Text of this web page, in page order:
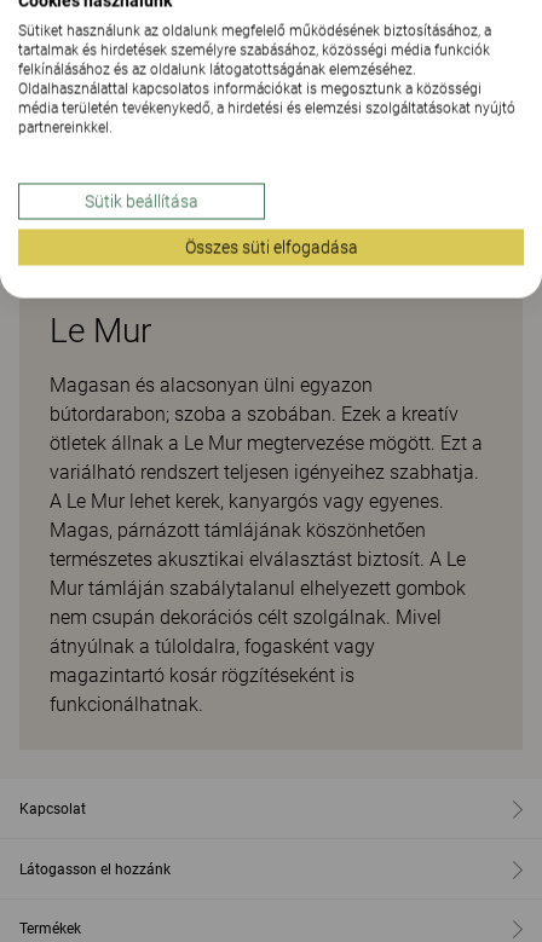
Anyagok
Letöltések (5)
Le Mur
Magasan és alacsonyan ülni egyazon
bútordarabon; szoba a szobában. Ezek a kreatív
ötletek állnak a Le Mur megtervezése mögött. Ezt a
variálható rendszert teljesen igényeihez szabhatja.
A Le Mur lehet kerek, kanyargós vagy egyenes.
Magas, párnázott támlájának köszönhetően
természetes akusztikai elválasztást biztosít. A Le
Mur támláján szabálytalanul elhelyezett gombok
nem csupán dekorációs célt szolgálnak. Mivel
átnyúlnak a túloldalra, fogasként vagy
magazintartó kosár rögzítéseként is
funkcionálhatnak.
Kapcsolat
Látogasson el hozzánk
Termékek
Sütiket használunk az oldalunk megfelelő működésének biztosításához, a
tartalmak és hirdetések személyre szabásához, közösségi média funkciók
felkínálásához és az oldalunk látogatottságának elemzéséhez.
Oldalhasználattal kapcsolatos információkat is megosztunk a közösségi
média területén tevékenykedő, a hirdetési és elemzési szolgáltatásokat nyújtó
partnereinkkel.
Sütik beállítása
Összes süti elfogadása